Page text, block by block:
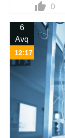
thumb_up 0
6
Avq
12:17